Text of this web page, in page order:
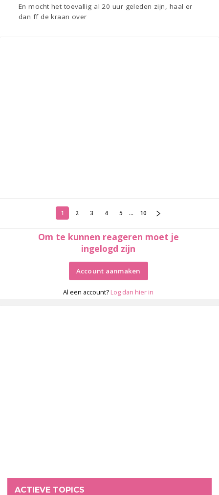
En mocht het toevallig al 20 uur geleden zijn, haal er
dan ff de kraan over
1 2 3 4 5 ... 10
Om te kunnen reageren moet je
ingelogd zijn
Account aanmaken
Al een account? Log dan hier in
ACTIEVE TOPICS